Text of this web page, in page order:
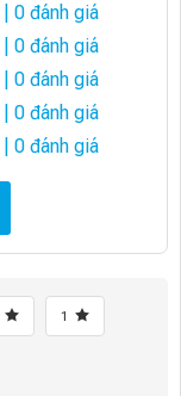
| 0 đánh giá
| 0 đánh giá
| 0 đánh giá
| 0 đánh giá
| 0 đánh giá
1